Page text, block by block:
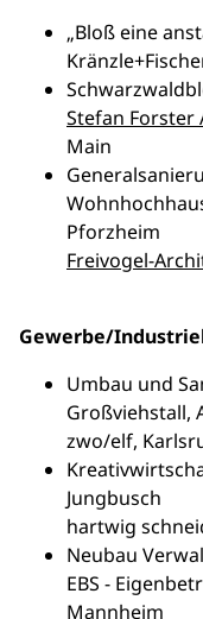
„Bloß eine
Stefan Forster
Main
Pforzheim
Freivogel-
Gewerbe/
Umbau und
Großviehstall,
zwo/elf,
Jungbusch
hartwig
Neubau
EBS -
Mannheim